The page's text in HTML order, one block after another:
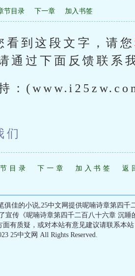
节目录 下一章 加入书签
看到这段文字，请您
通过下面反馈联系
：
们
目录 下一章 加入书签 返
佳的小说,25中文网提供呢喃诗章第四千
传《呢喃诗章第四千二百八十六章 沉睡
有质疑，或对本站有意见建议请联系本站
25中文网 All Rights Reserved.